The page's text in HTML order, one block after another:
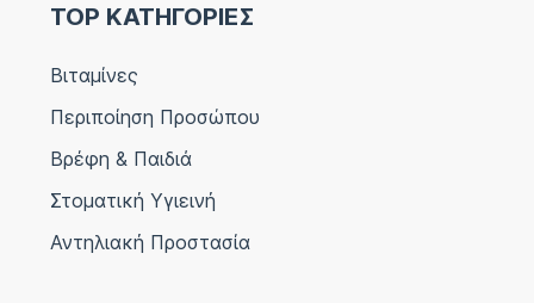
TOP ΚΑΤΗΓΟΡΙΕΣ
Βιταμίνες
Περιποίηση Προσώπου
Βρέφη & Παιδιά
Στοματική Υγιεινή
Αντηλιακή Προστασία